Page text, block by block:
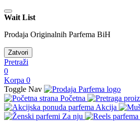
Wait List
Prodaja Originalnih Parfema BiH
Zatvori
Pretraži
0
Korpa 0
Toggle Nav
Početna
Akcija
Za nju